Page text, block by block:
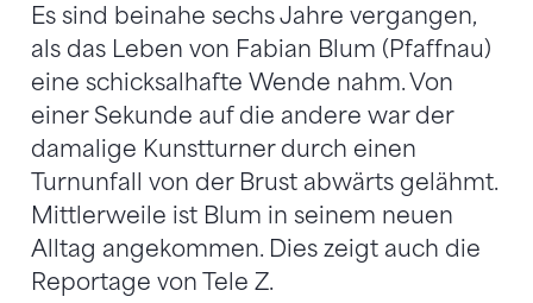
Es sind beinahe sechs Jahre vergangen,
als das Leben von Fabian Blum (Pfaffnau)
eine schicksalhafte Wende nahm. Von
einer Sekunde auf die andere war der
damalige Kunstturner durch einen
Turnunfall von der Brust abwärts gelähmt.
Mittlerweile ist Blum in seinem neuen
Alltag angekommen. Dies zeigt auch die
Reportage von Tele Z.